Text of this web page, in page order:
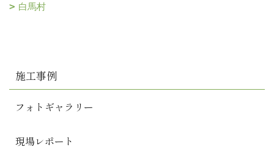
白馬村
施工事例
フォトギャラリー
現場レポート